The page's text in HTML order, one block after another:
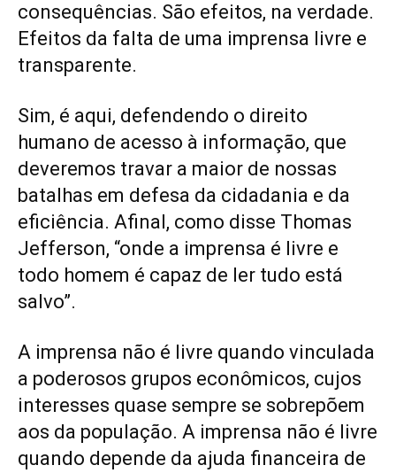
consequências. São efeitos, na verdade.
Efeitos da falta de uma imprensa livre e
transparente.
Sim, é aqui, defendendo o direito
humano de acesso à informação, que
deveremos travar a maior de nossas
batalhas em defesa da cidadania e da
eficiência. Afinal, como disse Thomas
Jefferson, “onde a imprensa é livre e
todo homem é capaz de ler tudo está
salvo”.
A imprensa não é livre quando vinculada
a poderosos grupos econômicos, cujos
interesses quase sempre se sobrepõem
aos da população. A imprensa não é livre
quando depende da ajuda financeira de